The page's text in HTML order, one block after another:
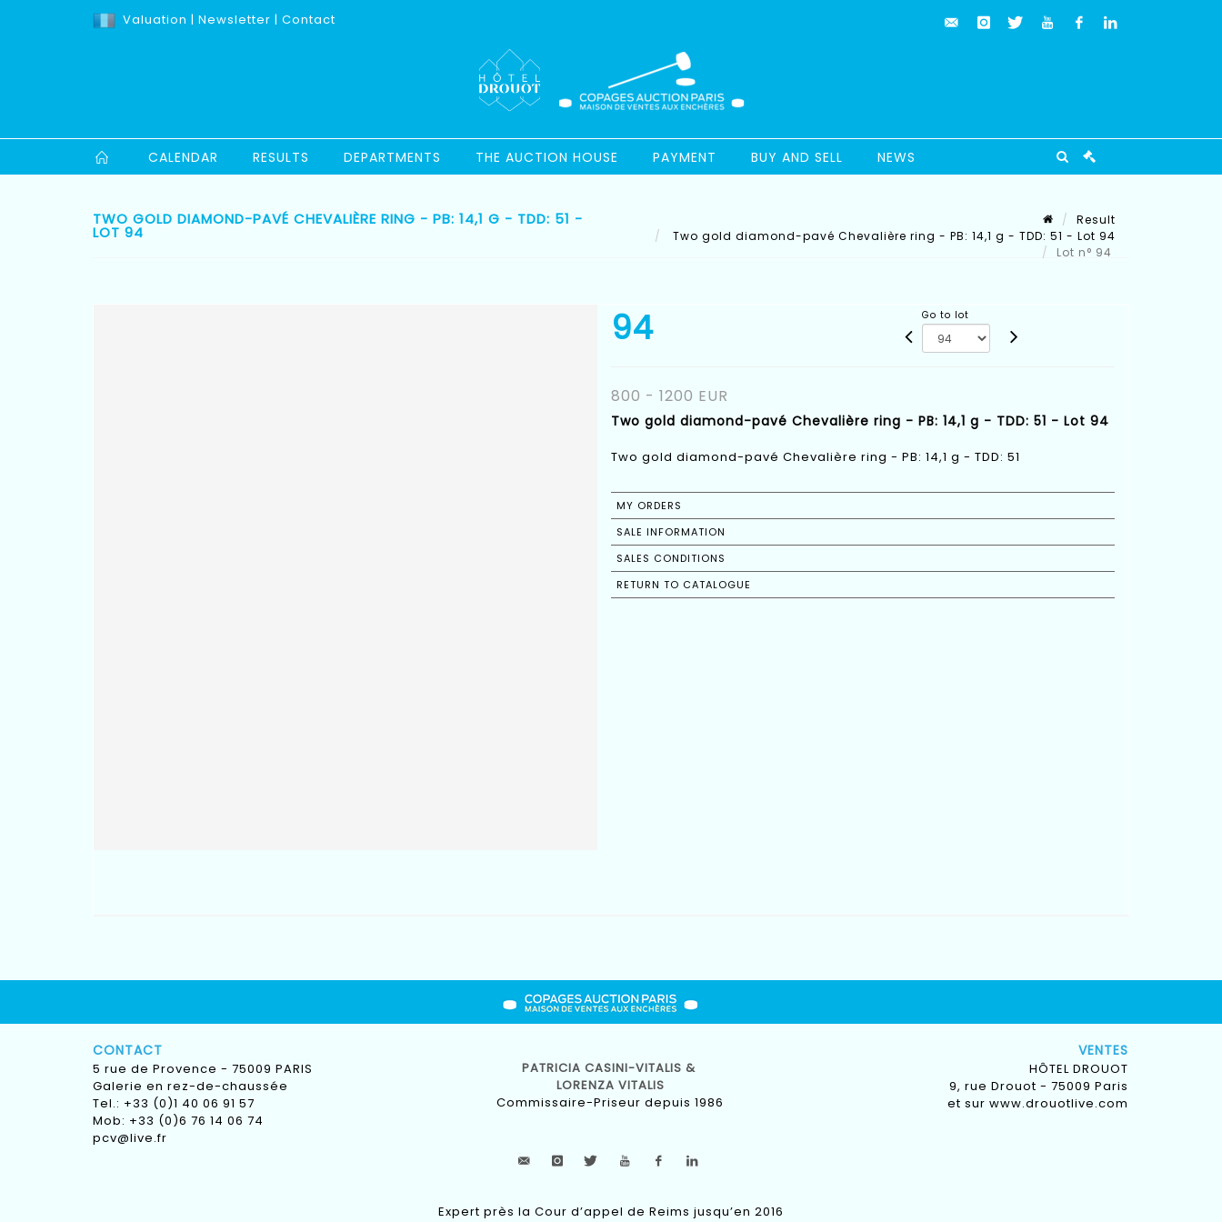
Valuation | Newsletter | Contact
CALENDAR RESULTS DEPARTMENTS THE AUCTION HOUSE PAYMENT BUY AND SELL NEWS
TWO GOLD DIAMOND-PAVÉ CHEVALIÈRE RING - PB: 14,1 G - TDD: 51 -
LOT 94
Result
Two gold diamond-pavé Chevalière ring - PB: 14,1 g - TDD: 51 - Lot 94
Lot n° 94
94 Go to lot
800 - 1200 EUR
Two gold diamond-pavé Chevalière ring - PB: 14,1 g - TDD: 51 - Lot 94
Two gold diamond-pavé Chevalière ring - PB: 14,1 g - TDD: 51
MY ORDERS
SALE INFORMATION
SALES CONDITIONS
RETURN TO CATALOGUE
CONTACT
5 rue de Provence - 75009 PARIS
Galerie en rez-de-chaussée
Tel.: +33 (0)1 40 06 91 57
Mob: +33 (0)6 76 14 06 74
pcv@live.fr
PATRICIA CASINI-VITALIS &
LORENZA VITALIS
Commissaire-Priseur depuis 1986
VENTES
HÔTEL DROUOT
9, rue Drouot - 75009 Paris
et sur www.drouotlive.com
Expert près la Cour d’appel de Reims jusqu’en 2016